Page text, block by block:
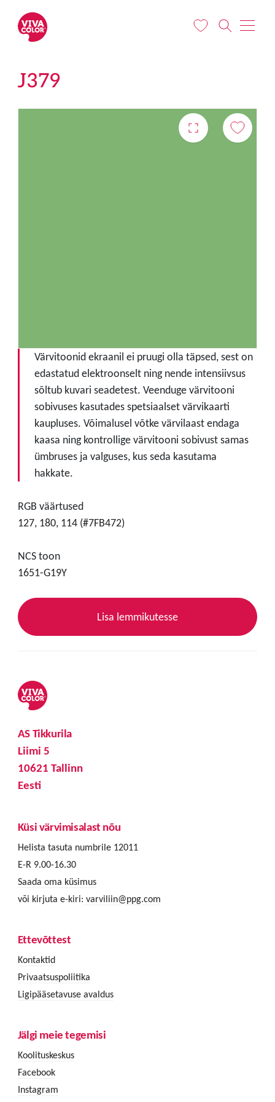
J379
Värvitoonid ekraanil ei pruugi olla täpsed, sest on
edastatud elektroonselt ning nende intensiivsus
sõltub kuvari seadetest. Veenduge värvitooni
sobivuses kasutades spetsiaalset värvikaarti
kaupluses. Võimalusel võtke värvilaast endaga
kaasa ning kontrollige värvitooni sobivust samas
ümbruses ja valguses, kus seda kasutama
hakkate.
RGB väärtused
127, 180, 114 (#7FB472)
NCS toon
1651-G19Y
Lisa lemmikutesse
AS Tikkurila
Liimi 5
10621 Tallinn
Eesti
Küsi värvimisalast nõu
Helista tasuta numbrile 12011
E-R 9.00-16.30
Saada oma küsimus
või kirjuta e-kiri: varviliin@ppg.com
Ettevõttest
Kontaktid
Privaatsuspoliitika
Ligipääsetavuse avaldus
Jälgi meie tegemisi
Koolituskeskus
Facebook
Instagram